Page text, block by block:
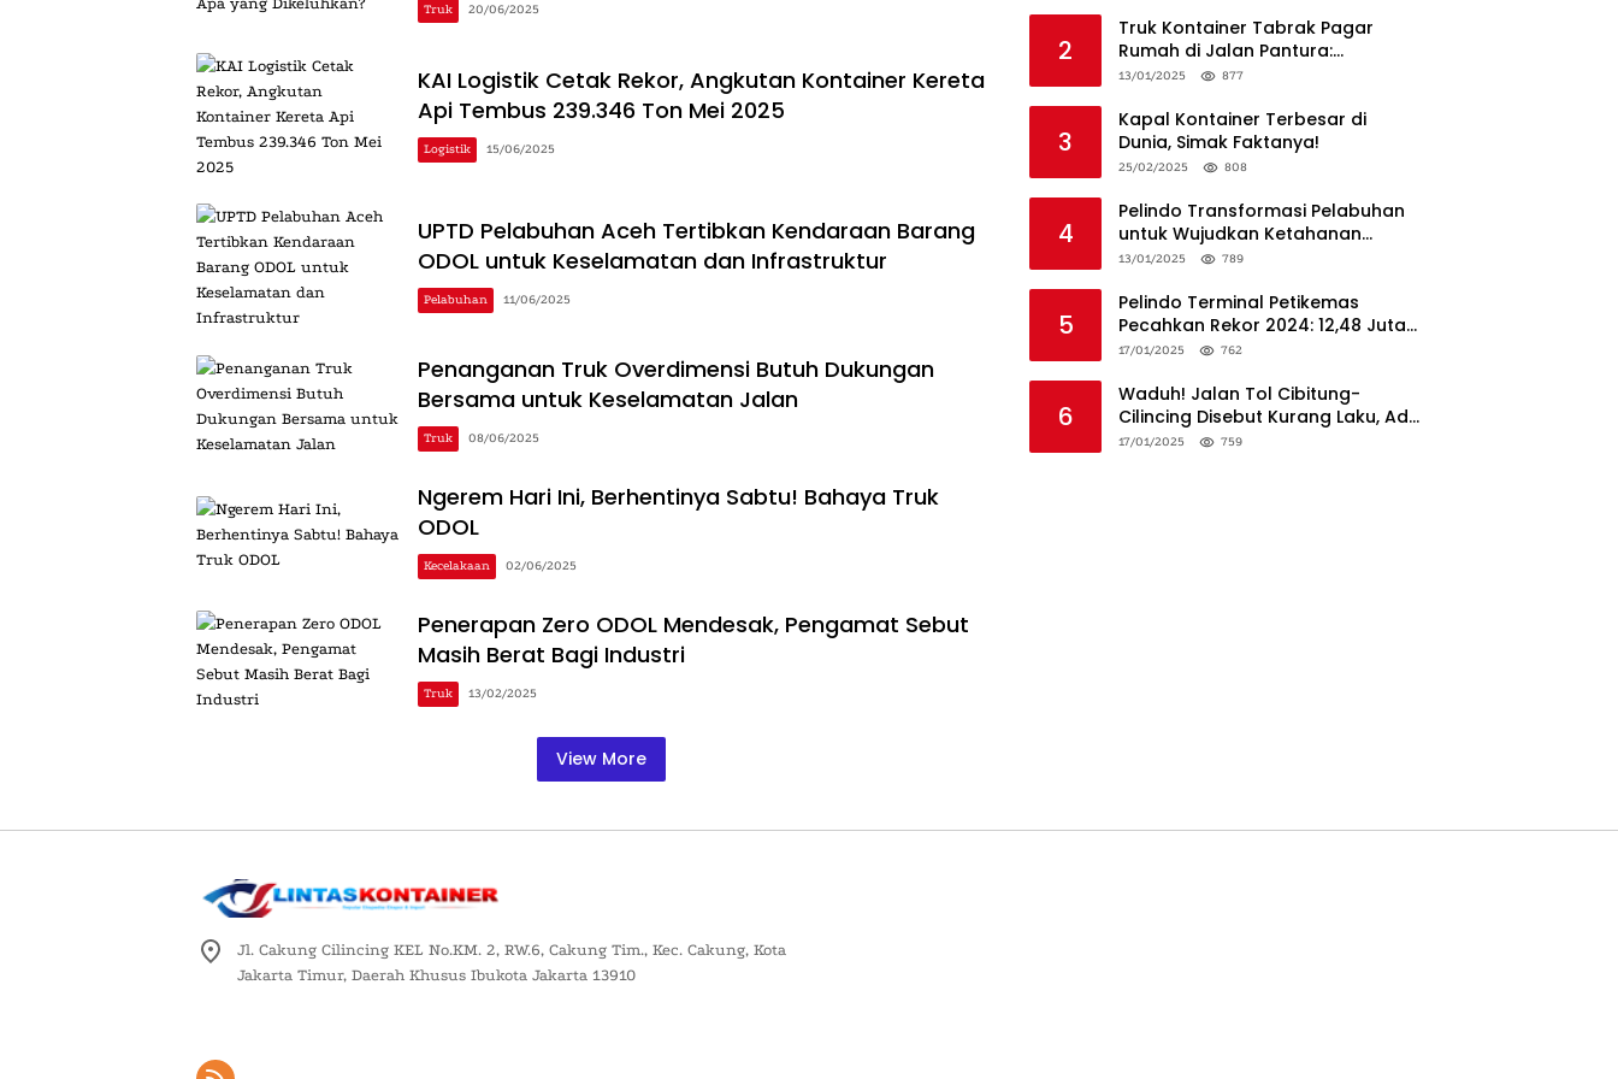
Truk 20/06/2025
KAI Logistik Cetak Rekor, Angkutan Kontainer Kereta
Api Tembus 239.346 Ton Mei 2025
Logistik 15/06/2025
UPTD Pelabuhan Aceh Tertibkan Kendaraan Barang
ODOL untuk Keselamatan dan Infrastruktur
Pelabuhan 11/06/2025
Penanganan Truk Overdimensi Butuh Dukungan
Bersama untuk Keselamatan Jalan
Truk 08/06/2025
Ngerem Hari Ini, Berhentinya Sabtu! Bahaya Truk
ODOL
Kecelakaan 02/06/2025
Penerapan Zero ODOL Mendesak, Pengamat Sebut
Masih Berat Bagi Industri
Truk 13/02/2025
View More
2
Truk Kontainer Tabrak Pagar
Rumah di Jalan Pantura:
Kronologi dan Langkah
13/01/2025 877
3
Kapal Kontainer Terbesar di
Dunia, Simak Faktanya!
25/02/2025 808
4
Pelindo Transformasi Pelabuhan
untuk Wujudkan Ketahanan
Logistik dan Daya Saing Global
13/01/2025 789
5
Pelindo Terminal Petikemas
Pecahkan Rekor 2024: 12,48 Juta
TEUs, Bukti Keunggulan Logistik
17/01/2025 762
6
Waduh! Jalan Tol Cibitung-
Cilincing Disebut Kurang Laku, Ada
Apa?
17/01/2025 759
Jl. Cakung Cilincing KEL No.KM. 2, RW.6, Cakung Tim., Kec. Cakung, Kota
Jakarta Timur, Daerah Khusus Ibukota Jakarta 13910